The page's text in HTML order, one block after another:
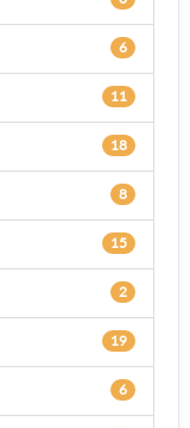
6
11
18
8
15
2
19
6